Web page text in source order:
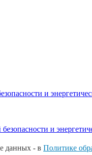
и
и
данных - в Политике